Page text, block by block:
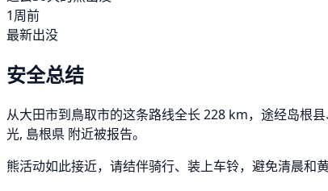
1周前
最新出没
安全总结
从大田市到鳥取市的这条路线全长 228 km，途经岛根
光, 島根県 附近被报告。
熊活动如此接近，请结伴骑行、装上车铃，避免清晨和